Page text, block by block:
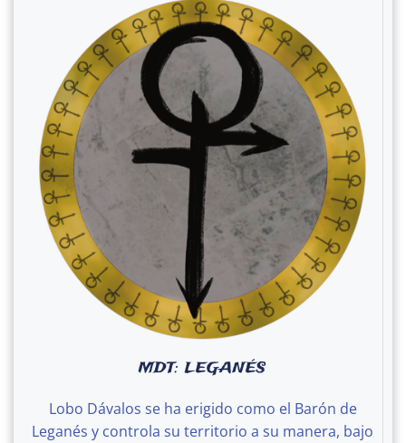
MDT: LEGANÉS
Lobo Dávalos se ha erigido como el Barón de
Leganés y controla su territorio a su manera, bajo